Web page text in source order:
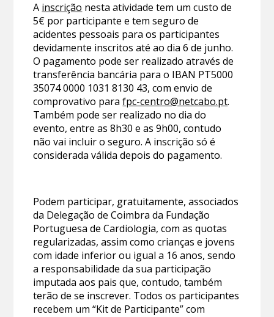
A inscrição nesta atividade tem um custo de
5€ por participante e tem seguro de
acidentes pessoais para os participantes
devidamente inscritos até ao dia 6 de junho.
O pagamento pode ser realizado através de
transferência bancária para o IBAN PT5000
35074 0000 1031 8130 43, com envio de
comprovativo parafpc-centro@netcabo.pt.
Também pode ser realizado no dia do
evento, entre as 8h30 e as 9h00, contudo
não vai incluir o seguro. A inscrição só é
considerada válida depois do pagamento.
Podem participar, gratuitamente, associados
da Delegação de Coimbra da Fundação
Portuguesa de Cardiologia, com as quotas
regularizadas, assim como crianças e jovens
com idade inferior ou igual a 16 anos, sendo
a responsabilidade da sua participação
imputada aos pais que, contudo, também
terão de se inscrever. Todos os participantes
recebem um “Kit de Participante” com